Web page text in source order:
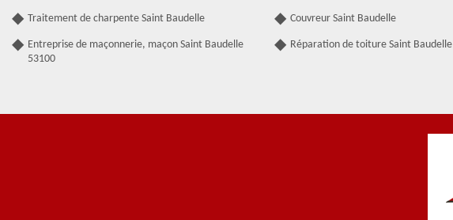
Traitement de charpente Saint Baudelle
Entreprise de maçonnerie, maçon Saint Baudelle
53100
Couvreur Saint Baudelle
Réparation de toiture Saint Baudelle